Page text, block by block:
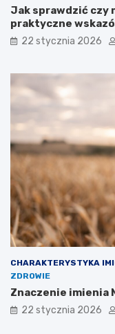
Jak sprawdzić czy
praktyczne
22 stycznia 2026
CHARAKTERYSTYKA
ZDROWIE
Znaczenie imienia
22 stycznia 2026